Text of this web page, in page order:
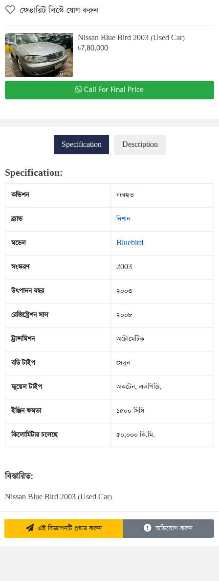
ফেভারিট লিস্টে যোগ করুন
Nissan Blue Bird 2003 (Used Car)
৳7,80,000
Call For Final Price
Specification Description
Specification:
কন্ডিশন ব্যবহৃত
ব্র্যান্ড নিশান
মডেল Bluebird
সংস্করণ 2003
উৎপাদন বছর ২০০৩
রেজিস্ট্রেশন সাল ২০০৮
ট্রান্সমিশন অটোমেটিক
বডি টাইপ সেলুন
ফুয়েল টাইপ অকটেন, এলপিজি,
ইঞ্জিন ক্ষমতা ১৫০০ সিসি
কিলোমিটার চলেছে ৫০,০০০ কি.মি.
বিস্তারিত:
Nissan Blue Bird 2003 (Used Car)
এই বিজ্ঞাপনটি প্রচার করুন অভিযোগ করুন